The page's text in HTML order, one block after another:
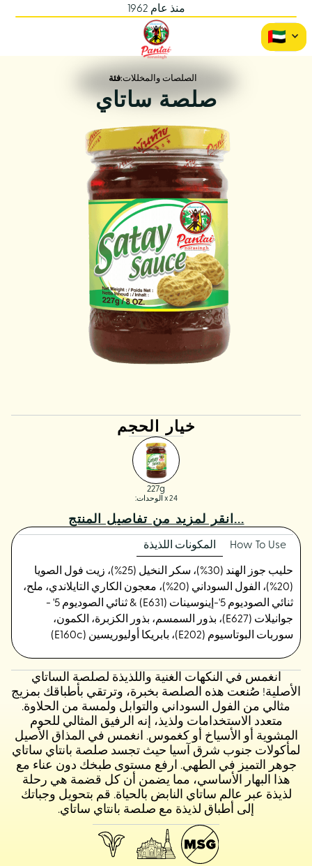
منذ عام 1962
انغمس في النكهات الغنية واللذيذة لصلصة الساتاي
الأصلية! صُنعت هذه الصلصة بخبرة، وترتقي بأطباقك بمزيج
مثالي من الفول السوداني والتوابل ولمسة من الحلاوة.
متعدد الاستخدامات ولذيذ، إنه الرفيق المثالي للحوم
المشوية أو الأسياخ أو كغموس. انغمس في المذاق الأصيل
لمأكولات جنوب شرق آسيا حيث تجسد صلصة بانتاي ساتاي
جوهر التميز في الطهي. ارفع مستوى طبخك دون عناء مع
هذا البهار الأساسي، مما يضمن أن كل قضمة هي رحلة
لذيذة عبر عالم ساتاي النابض بالحياة. قم بتحويل وجباتك
إلى أطباق لذيذة مع صلصة بانتاي ساتاي.
فئة:الصلصات والمخللات
صلصة ساتاي
خيار الحجم
227g
x 24 الوحدات:
انقر لمزيد من تفاصيل المنتج...
المكونات اللذيذة How To Use
حليب جوز الهند (30%)، سكر النخيل (25%)، زيت فول الصويا
(20%)، الفول السوداني (20%)، معجون الكاري التايلاندي، ملح،
ثنائي الصوديوم 5'-إينوسينات (E631) & ثنائي الصوديوم 5' -
جوانيلات (E627)، بذور السمسم، بذور الكزبرة، الكمون،
سوربات البوتاسيوم (E202)، بابريكا أوليوريسين (E160c)